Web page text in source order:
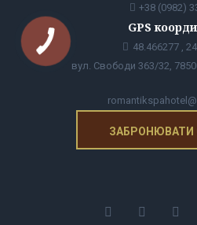
+38 (0982)
GPS
48.466277 ,
вул. Свободи 363/32,
ЗАБРОНЮВАТИ